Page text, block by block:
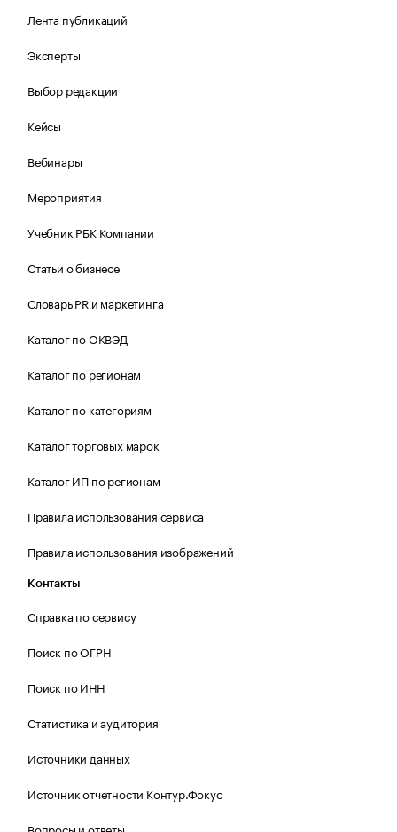
Лента публикаций
Эксперты
Выбор редакции
Кейсы
Вебинары
Мероприятия
Учебник РБК Компании
Статьи о бизнесе
Словарь PR и маркетинга
Каталог по ОКВЭД
Каталог по регионам
Каталог по категориям
Каталог торговых марок
Каталог ИП по регионам
Правила использования сервиса
Правила использования изображений
Контакты
Справка по сервису
Поиск по ОГРН
Поиск по ИНН
Статистика и аудитория
Источники данных
Источник отчетности Контур.Фокус